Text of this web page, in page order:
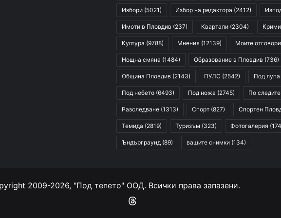
Избори (5021) Избор на редактора (2412)
Имоти в Пловдив (237) Квартали (2304)
Култура (9788) Мнения (12139) Моите отговори
Нощна смяна (1484) Образование в Пловдив (736)
Община Пловдив (2143) ПУЛС (2542) Под лупа
Под небето (6493) Под ножа (2745) По следите
Разследване (1313) Спорт (827) Спортен
Темида (2819) Туризъм (323) Фотогалерия
Ъндърграунд (89) вашите снимки (134)
2009-2026, "Под тепето" ООД. Всички права запазени.
Instagram
RSS